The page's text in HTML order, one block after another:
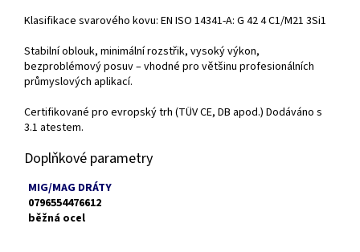
Klasifikace svarového kovu: EN ISO 14341-A: G 42 4 C1/M21 3Si1
Stabilní oblouk, minimální rozstřik, vysoký výkon,
bezproblémový posuv – vhodné pro většinu profesionálních
průmyslových aplikací.
Certifikované pro evropský trh (TÜV CE, DB apod.) Dodáváno s
3.1 atestem.
Doplňkové parametry
MIG/MAG DRÁTY
0796554476612
běžná ocel